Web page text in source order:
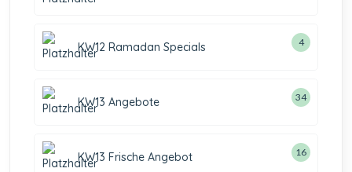
KW12 Ramadan Specials 4
KW13 Angebote 34
KW13 Frische Angebot 16